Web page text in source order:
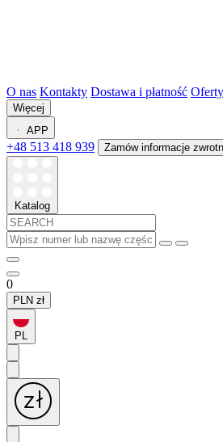
O nas Kontakty Dostawa i płatność
Więcej
APP
+48 513 418 939 Zamów informacje
Katalog
0
PLN zł
PL